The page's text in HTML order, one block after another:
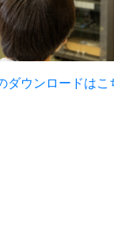
ダウンロードはこ